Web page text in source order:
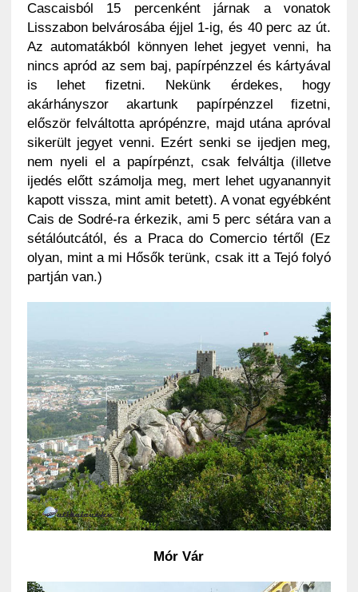
Cascaisból 15 percenként járnak a vonatok
Lisszabon belvárosába éjjel 1-ig, és 40 perc az út.
Az automatákból könnyen lehet jegyet venni, ha
nincs apród az sem baj, papírpénzzel és kártyával
is lehet fizetni. Nekünk érdekes, hogy
akárhányszor akartunk papírpénzzel fizetni,
először felváltotta aprópénzre, majd utána apróval
sikerült jegyet venni. Ezért senki se ijedjen meg,
nem nyeli el a papírpénzt, csak felváltja (illetve
ijedés előtt számolja meg, mert lehet ugyanannyit
kapott vissza, mint amit betett). A vonat egyébként
Cais de Sodré-ra érkezik, ami 5 perc sétára van a
sétálóutcától, és a Praca do Comercio tértől (Ez
olyan, mint a mi Hősők terünk, csak itt a Tejó folyó
partján van.)
Mór Vár